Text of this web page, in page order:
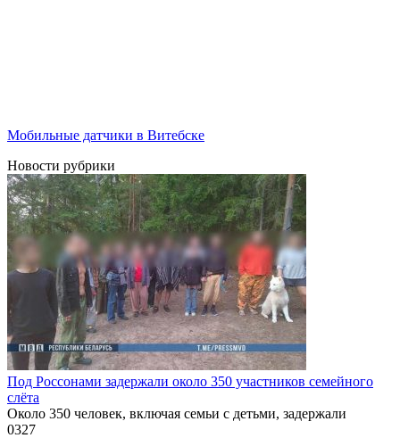
Мобильные датчики в Витебске
Новости рубрики
Под Россонами задержали около 350 участников семейного
слёта
Около 350 человек, включая семьи с детьми, задержали
0327